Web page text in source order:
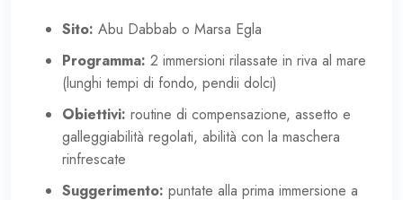
Sito: Abu Dabbab o Marsa Egla
Programma: 2 immersioni rilassate in riva al mare
(lunghi tempi di fondo, pendii dolci)
Obiettivi: routine di compensazione, assetto e
galleggiabilità regolati, abilità con la maschera
rinfrescate
Suggerimento: puntate alla prima immersione a